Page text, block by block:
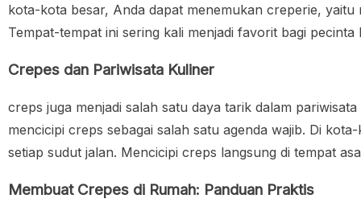
kota-kota besar, Anda dapat menemukan creperie,
Tempat-tempat ini sering kali menjadi favorit bagi
Crepes dan Pariwisata Kuliner
creps juga menjadi salah satu daya tarik dalam
mencicipi creps sebagai salah satu agenda wajib. Di
setiap sudut jalan. Mencicipi creps langsung di tempat
Membuat Crepes di Rumah: Panduan Praktis